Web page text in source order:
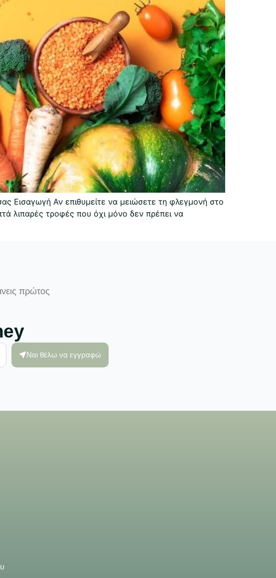
Εισαγωγή Αν επιθυμείτε να μειώσετε τη φλεγμονή στο
λιπαρές τροφές που όχι μόνο δεν πρέπει να
πρώτος
Ναι θέλω να εγγραφώ